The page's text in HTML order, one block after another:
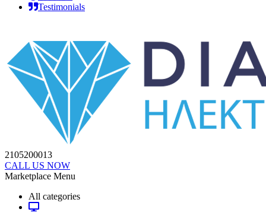
Testimonials
2105200013
CALL US NOW
Marketplace Menu
All categories